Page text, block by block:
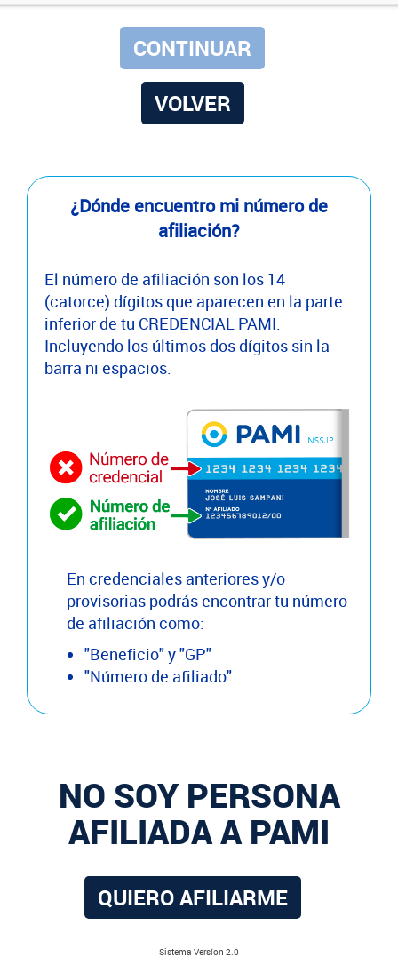
VOLVER
¿Dónde encuentro mi número de
afiliación?
El número de afiliación son los 14
(catorce) dígitos que aparecen en la parte
inferior de tu CREDENCIAL PAMI.
Incluyendo los últimos dos dígitos sin la
barra ni espacios.
En credenciales anteriores y/o
provisorias podrás encontrar tu número
de afiliación como:
"Beneficio" y "GP"
"Número de afiliado"
NO SOY PERSONA
AFILIADA A PAMI
QUIERO AFILIARME
Sistema Versíon 2.0